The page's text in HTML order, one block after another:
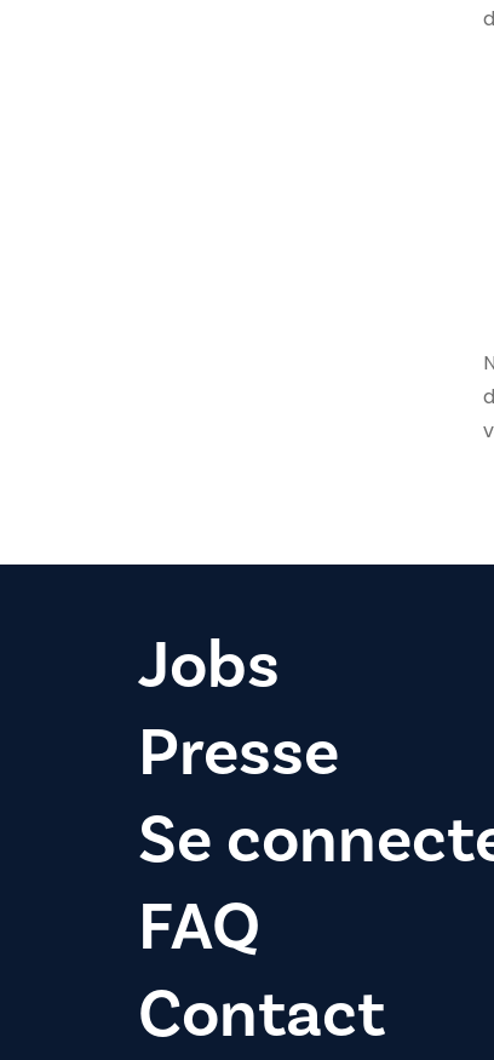
Jobs
Presse
Se
FAQ
Contact